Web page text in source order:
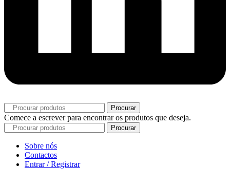
Procurar
Comece a escrever para encontrar os produtos que deseja.
Procurar
Sobre nós
Contactos
Entrar / Registrar